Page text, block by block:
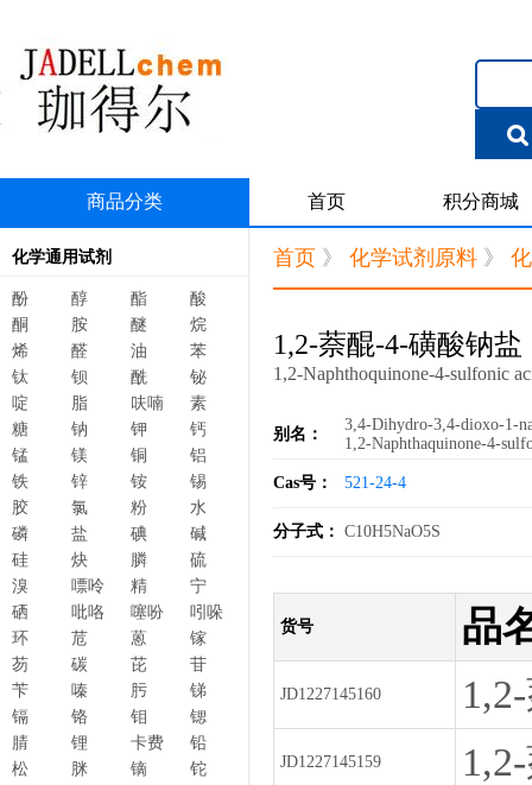
商品分类 首页 积分商城
化学通用试剂
酚 醇 酯
酸
酮
胺 醚
烷
烯
醛 油
苯
钛
钡 酰
铋
啶
脂 呋喃
素
糖
钠 钾
钙
锰
镁 铜
铝
铁
锌 铵
锡
胶
氯 粉
水
磷
盐 碘
碱
硅
炔 膦
硫
溴
嘌呤 精
宁
硒
吡咯 噻吩
吲哚
环
苊 蒽
镓
芴
碳 芘
苷
苄
嗪 肟
锑
镉
铬 钼
锶
腈
锂 卡费
铅
松
脒 镝
铊
首页 》 化学试剂原料 》
1,2-萘醌-4-磺酸钠盐
1,2-Naphthoquinone-4-sulfonic
别名：
3,4-Dihydro-3,4-dioxo-1-
1,2-Naphthaquinone-4-
Cas号： 521-24-4
分子式： C10H5NaO5S
货号 品
JD1227145160
JD1227145159